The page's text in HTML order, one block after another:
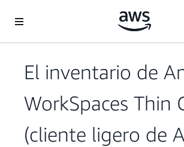
El inventario de
WorkSpaces Thin
(cliente ligero de